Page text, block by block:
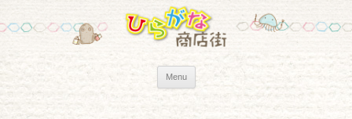
Menu Skip to content